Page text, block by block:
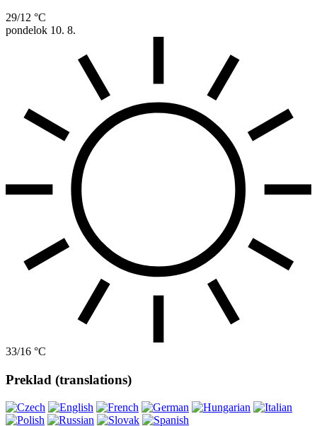
29/12 °C
pondelok 10. 8.
33/16 °C
Preklad (translations)